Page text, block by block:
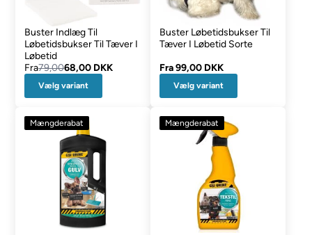
Buster Indlæg Til
Løbetidsbukser Til Tæver I
Løbetid
Fra79,0068,00 DKK
Vælg variant
Buster Løbetidsbukser Til
Tæver I Løbetid Sorte
Fra99,00 DKK
Vælg variant
Mængderabat Mængderabat